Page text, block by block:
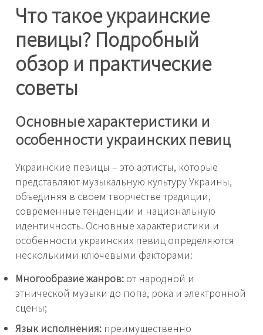
Что такое украинские
певицы? Подробный
обзор и практические
советы
Основные характеристики и
особенности украинских певиц
Украинские певицы – это артисты, которые
представляют музыкальную культуру Украины,
объединяя в своем творчестве традиции,
современные тенденции и национальную
идентичность. Основные характеристики и
особенности украинских певиц определяются
несколькими ключевыми факторами:
Многообразие жанров: от народной и
этнической музыки до попа, рока и электронной
сцены;
Язык исполнения: преимущественно